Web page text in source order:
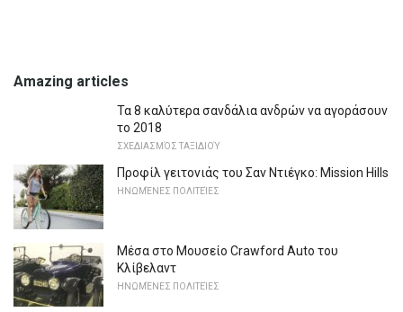
Amazing articles
Τα 8 καλύτερα σανδάλια ανδρών να αγοράσουν
το 2018
ΣΧΕΔΙΑΣΜΌΣ ΤΑΞΙΔΙΟΎ
Προφίλ γειτονιάς του Σαν Ντιέγκο: Mission Hills
ΗΝΩΜΈΝΕΣ ΠΟΛΙΤΕΊΕΣ
Μέσα στο Μουσείο Crawford Auto του
Κλίβελαντ
ΗΝΩΜΈΝΕΣ ΠΟΛΙΤΕΊΕΣ